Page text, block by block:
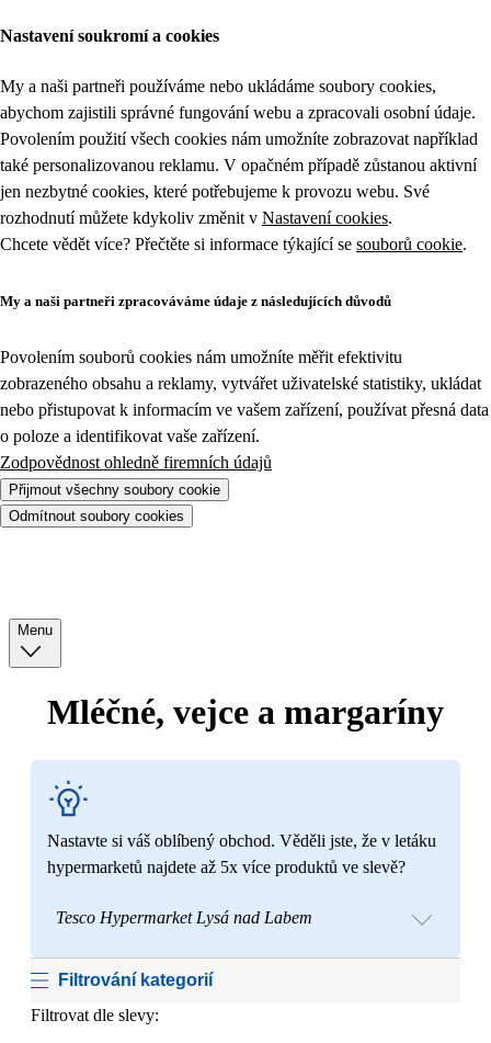
Nastavení soukromí a cookies
My a naši partneři používáme nebo ukládáme soubory cookies,
abychom zajistili správné fungování webu a zpracovali osobní údaje.
Povolením použití všech cookies nám umožníte zobrazovat například
také personalizovanou reklamu. V opačném případě zůstanou aktivní
jen nezbytné cookies, které potřebujeme k provozu webu. Své
rozhodnutí můžete kdykoliv změnit v Nastavení cookies.
Chcete vědět více? Přečtěte si informace týkající se souborů cookie.
My a naši partneři zpracováváme údaje z následujících důvodů
Povolením souborů cookies nám umožníte měřit efektivitu
zobrazeného obsahu a reklamy, vytvářet uživatelské statistiky, ukládat
nebo přistupovat k informacím ve vašem zařízení, používat přesná data
o poloze a identifikovat vaše zařízení.
Zodpovědnost ohledně firemních údajů
Přijmout všechny soubory cookie
Odmítnout soubory cookies
Menu
Mléčné, vejce a margaríny
Nastavte si váš oblíbený obchod. Věděli jste, že v letáku
hypermarketů najdete až 5x více produktů ve slevě?
Tesco Hypermarket Lysá nad Labem
Filtrování kategorií
Filtrovat dle slevy: